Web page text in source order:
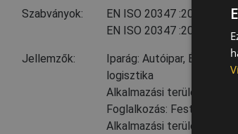
Szabványok: EN ISO 20347 :2012
(O1
EN ISO 20347
Jellemzők:
Iparág: Autóipar,
logisztika
Alkalmazási területek:
Foglalkozás: Festő, Sofőr,
Alkalmazási terület: